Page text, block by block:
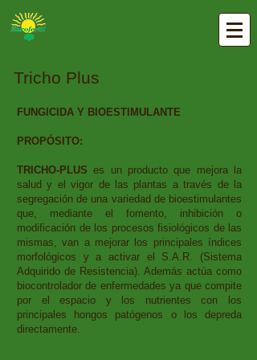
Tricho Plus
FUNGICIDA Y BIOESTIMULANTE
PROPÓSITO:
TRICHO-PLUS es un producto que mejora la
salud y el vigor de las plantas a través de la
segregación de una variedad de bioestimulantes
que, mediante el fomento, inhibición o
modificación de los procesos fisiológicos de las
mismas, van a mejorar los principales índices
morfológicos y a activar el S.A.R. (Sistema
Adquirido de Resistencia). Además actúa como
biocontrolador de enfermedades ya que compite
por el espacio y los nutrientes con los
principales hongos patógenos o los depreda
directamente.